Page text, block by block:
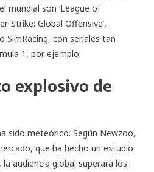
mundial son ‘League of
Strike: Global Offensive’,
SimRacing, con seriales tan
1, por ejemplo.
explosivo de
sido meteórico. Según Newzoo,
que ha hecho un estudio
audiencia global superará los